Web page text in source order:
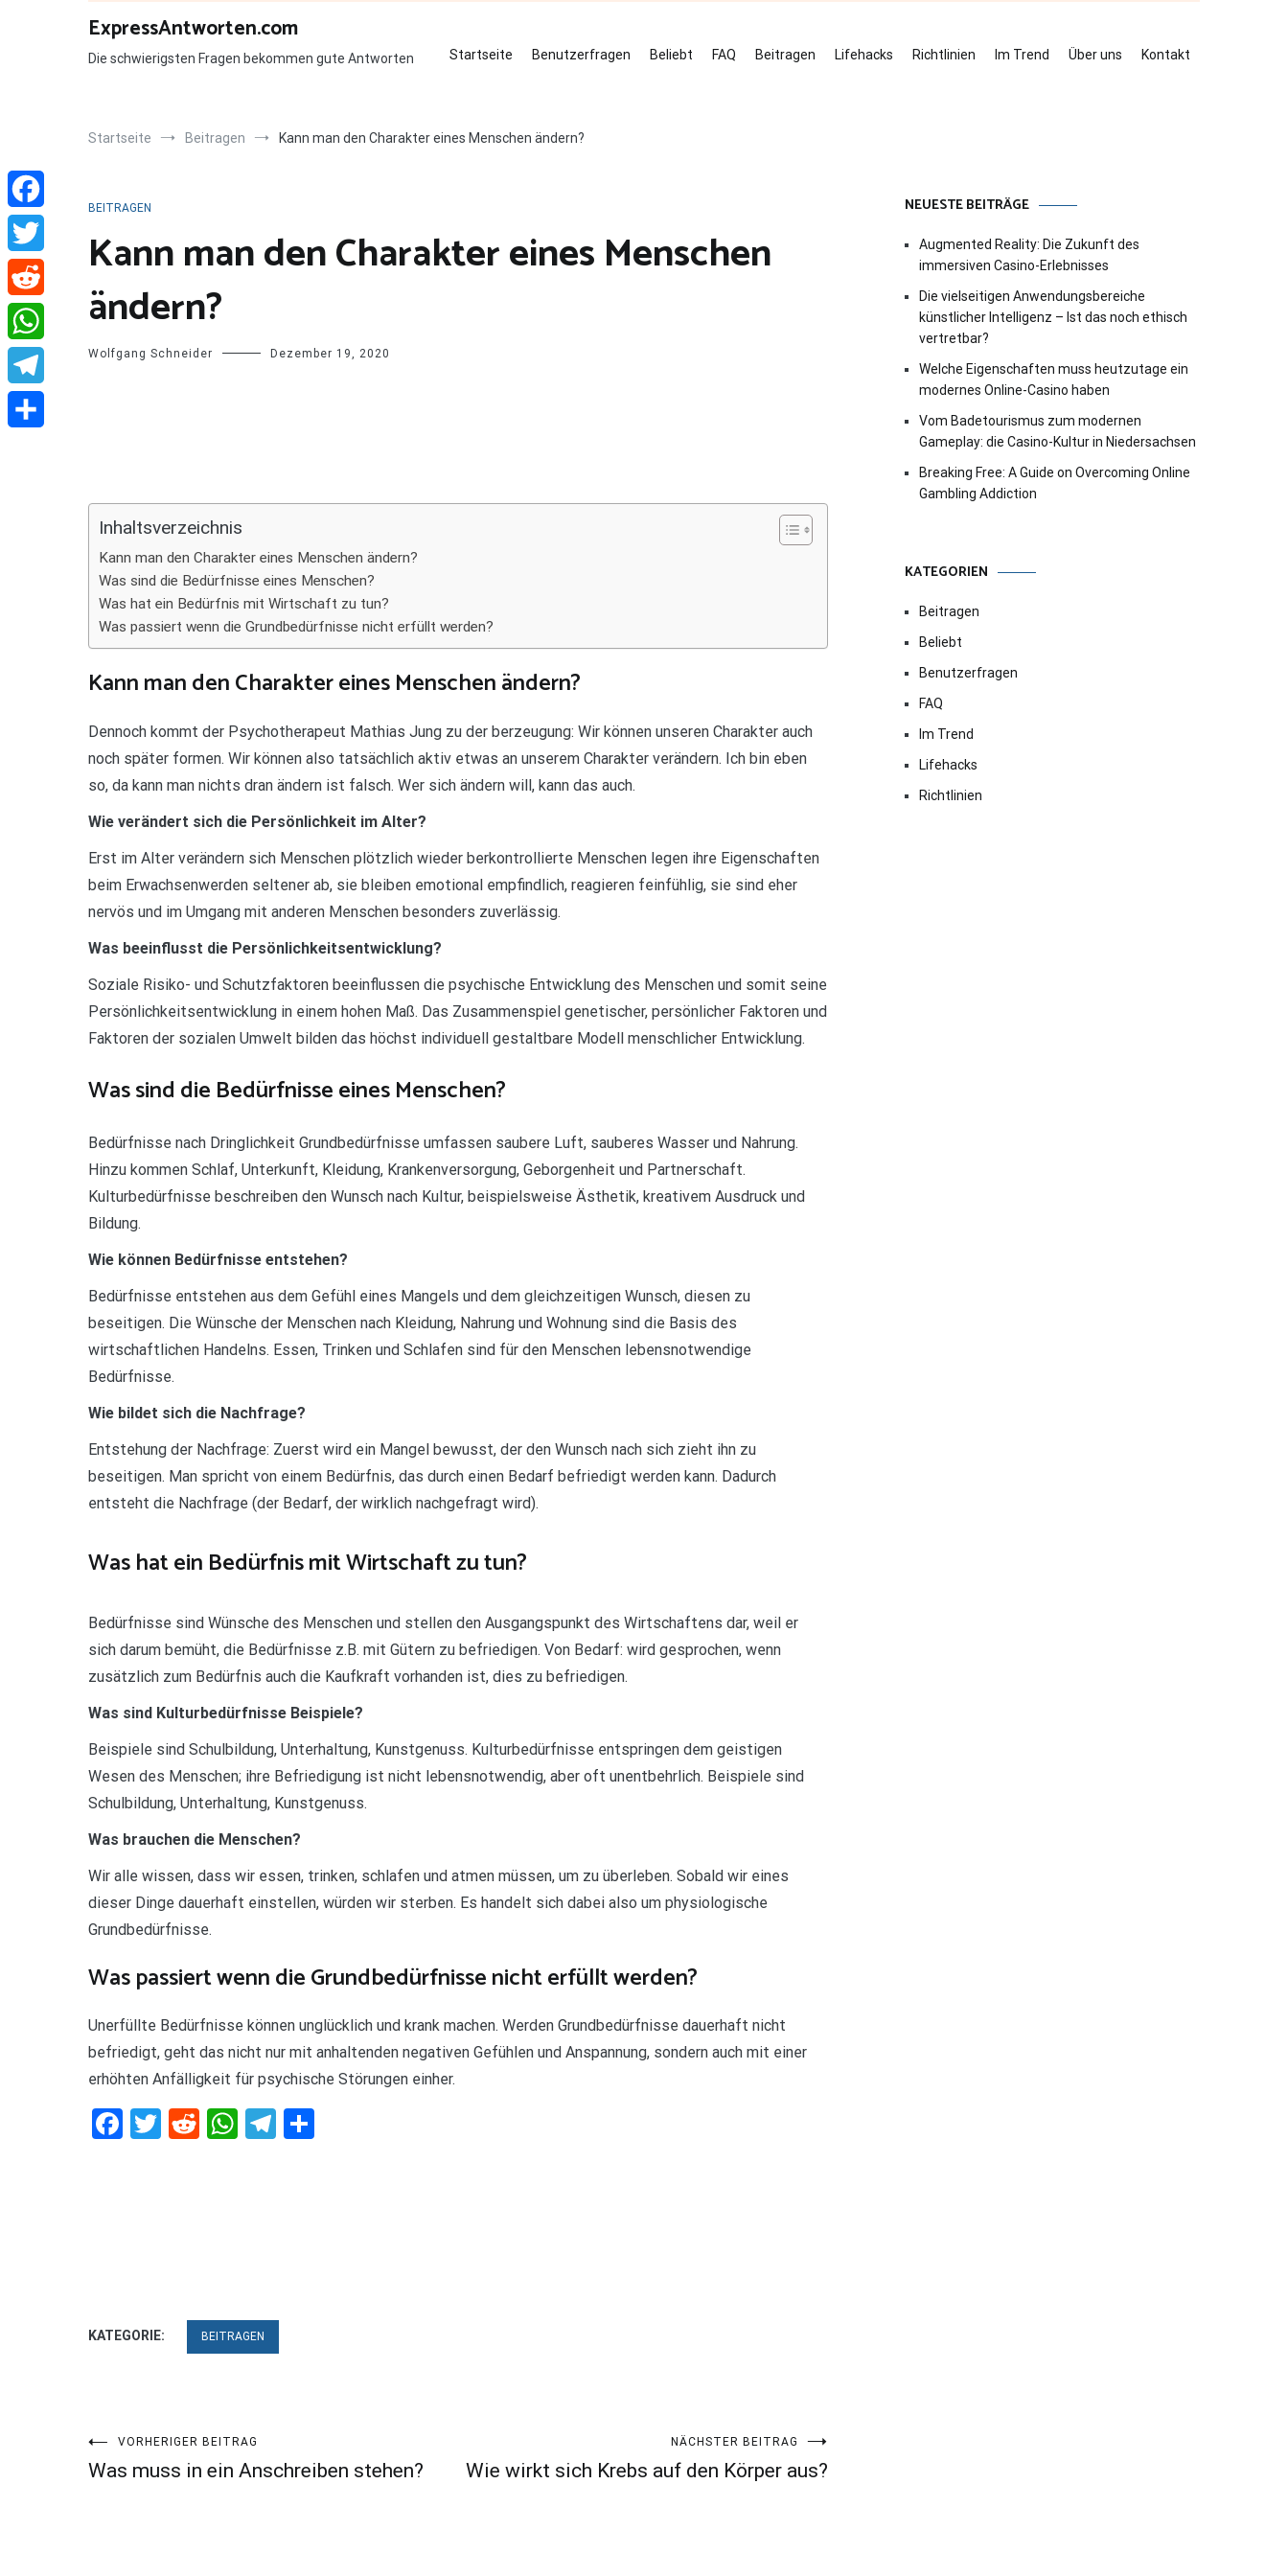
ExpressAntworten.com
Die schwierigsten Fragen bekommen gute Antworten Startseite Benutzerfragen Beliebt FAQ Beitragen Lifehacks Richtlinien Im Trend Über uns Kontakt
Startseite Beitragen Kann man den Charakter eines Menschen ändern?
BEITRAGEN
Kann man den Charakter eines Menschen
ändern?
Wolfgang Schneider Dezember 19, 2020
Inhaltsverzeichnis
Kann man den Charakter eines Menschen ändern?
Was sind die Bedürfnisse eines Menschen?
Was hat ein Bedürfnis mit Wirtschaft zu tun?
Was passiert wenn die Grundbedürfnisse nicht erfüllt werden?
Kann man den Charakter eines Menschen ändern?
Dennoch kommt der Psychotherapeut Mathias Jung zu der berzeugung: Wir können unseren Charakter auch
noch später formen. Wir können also tatsächlich aktiv etwas an unserem Charakter verändern. Ich bin eben
so, da kann man nichts dran ändern ist falsch. Wer sich ändern will, kann das auch.
Wie verändert sich die Persönlichkeit im Alter?
Erst im Alter verändern sich Menschen plötzlich wieder berkontrollierte Menschen legen ihre Eigenschaften
beim Erwachsenwerden seltener ab, sie bleiben emotional empfindlich, reagieren feinfühlig, sie sind eher
nervös und im Umgang mit anderen Menschen besonders zuverlässig.
Was beeinflusst die Persönlichkeitsentwicklung?
Soziale Risiko- und Schutzfaktoren beeinflussen die psychische Entwicklung des Menschen und somit seine
Persönlichkeitsentwicklung in einem hohen Maß. Das Zusammenspiel genetischer, persönlicher Faktoren und
Faktoren der sozialen Umwelt bilden das höchst individuell gestaltbare Modell menschlicher Entwicklung.
Was sind die Bedürfnisse eines Menschen?
Bedürfnisse nach Dringlichkeit Grundbedürfnisse umfassen saubere Luft, sauberes Wasser und Nahrung.
Hinzu kommen Schlaf, Unterkunft, Kleidung, Krankenversorgung, Geborgenheit und Partnerschaft.
Kulturbedürfnisse beschreiben den Wunsch nach Kultur, beispielsweise Ästhetik, kreativem Ausdruck und
Bildung.
Wie können Bedürfnisse entstehen?
Bedürfnisse entstehen aus dem Gefühl eines Mangels und dem gleichzeitigen Wunsch, diesen zu
beseitigen. Die Wünsche der Menschen nach Kleidung, Nahrung und Wohnung sind die Basis des
wirtschaftlichen Handelns. Essen, Trinken und Schlafen sind für den Menschen lebensnotwendige
Bedürfnisse.
Wie bildet sich die Nachfrage?
Entstehung der Nachfrage: Zuerst wird ein Mangel bewusst, der den Wunsch nach sich zieht ihn zu
beseitigen. Man spricht von einem Bedürfnis, das durch einen Bedarf befriedigt werden kann. Dadurch
entsteht die Nachfrage (der Bedarf, der wirklich nachgefragt wird).
Was hat ein Bedürfnis mit Wirtschaft zu tun?
Bedürfnisse sind Wünsche des Menschen und stellen den Ausgangspunkt des Wirtschaftens dar, weil er
sich darum bemüht, die Bedürfnisse z.B. mit Gütern zu befriedigen. Von Bedarf: wird gesprochen, wenn
zusätzlich zum Bedürfnis auch die Kaufkraft vorhanden ist, dies zu befriedigen.
Was sind Kulturbedürfnisse Beispiele?
Beispiele sind Schulbildung, Unterhaltung, Kunstgenuss. Kulturbedürfnisse entspringen dem geistigen
Wesen des Menschen; ihre Befriedigung ist nicht lebensnotwendig, aber oft unentbehrlich. Beispiele sind
Schulbildung, Unterhaltung, Kunstgenuss.
Was brauchen die Menschen?
Wir alle wissen, dass wir essen, trinken, schlafen und atmen müssen, um zu überleben. Sobald wir eines
dieser Dinge dauerhaft einstellen, würden wir sterben. Es handelt sich dabei also um physiologische
Grundbedürfnisse.
Was passiert wenn die Grundbedürfnisse nicht erfüllt werden?
Unerfüllte Bedürfnisse können unglücklich und krank machen. Werden Grundbedürfnisse dauerhaft nicht
befriedigt, geht das nicht nur mit anhaltenden negativen Gefühlen und Anspannung, sondern auch mit einer
erhöhten Anfälligkeit für psychische Störungen einher.
Facebook
Twitter
RedditWhatsApp
Telegram
KATEGORIE: BEITRAGEN
Beitragsnavigation
VORHERIGER BEITRAG
Was muss in ein Anschreiben stehen?
NÄCHSTER BEITRAG
Wie wirkt sich Krebs auf den Körper aus?
NEUESTE BEITRÄGE
Augmented Reality: Die Zukunft des
immersiven Casino-Erlebnisses
Die vielseitigen Anwendungsbereiche
künstlicher Intelligenz – Ist das noch ethisch
vertretbar?
Welche Eigenschaften muss heutzutage ein
modernes Online-Casino haben
Vom Badetourismus zum modernen
Gameplay: die Casino-Kultur in Niedersachsen
Breaking Free: A Guide on Overcoming Online
Gambling Addiction
KATEGORIEN
Beitragen
Beliebt
Benutzerfragen
FAQ
Im Trend
Lifehacks
Richtlinien
Facebook
Twitter
Reddit
WhatsApp
Telegram